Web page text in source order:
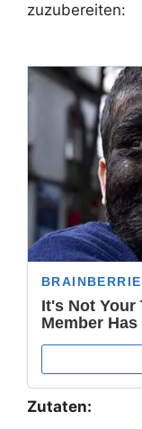
zuzubereiten:
Zutaten: